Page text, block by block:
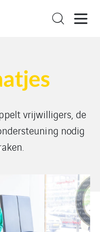
vrijwilligers, de
nodig